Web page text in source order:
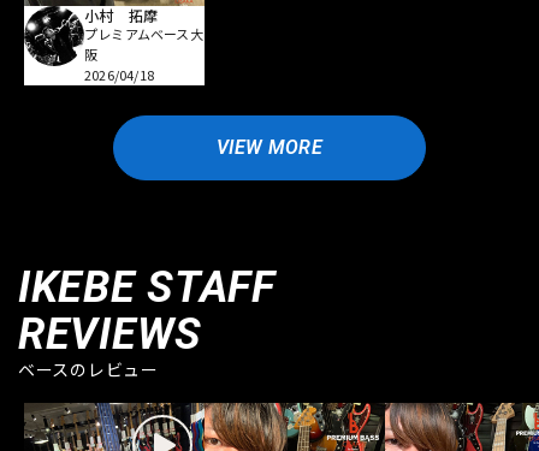
小村 拓摩
プレミアムベース大
阪
2026/04/18
VIEW MORE
IKEBE STAFF
REVIEWS
ベースのレビュー